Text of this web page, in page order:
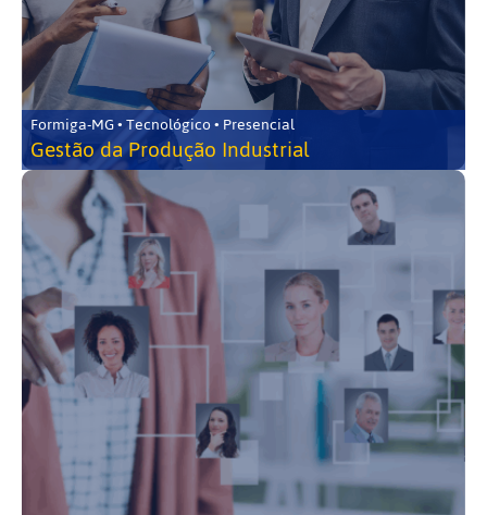
Formiga-MG • Tecnológico • Presencial
Gestão da Produção Industrial